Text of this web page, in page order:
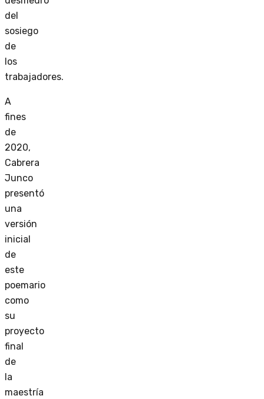
del
sosiego
de
los
trabajadores.
A
fines
de
2020,
Cabrera
Junco
presentó
una
versión
inicial
de
este
poemario
como
su
proyecto
final
de
la
maestría